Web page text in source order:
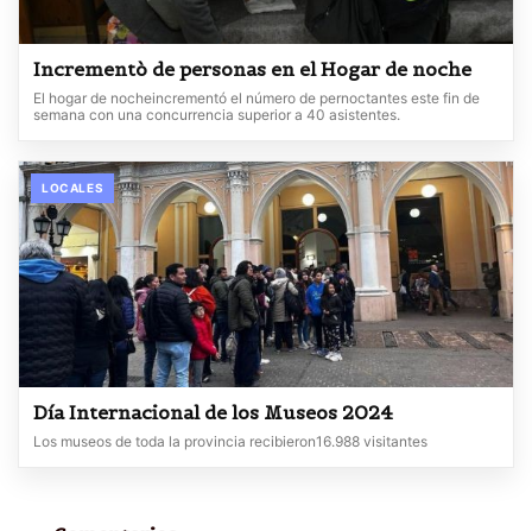
Incrementò de personas en el Hogar de noche
El hogar de nocheincrementó el número de pernoctantes este fin de
semana con una concurrencia superior a 40 asistentes.
LOCALES
Día Internacional de los Museos 2024
Los museos de toda la provincia recibieron16.988 visitantes